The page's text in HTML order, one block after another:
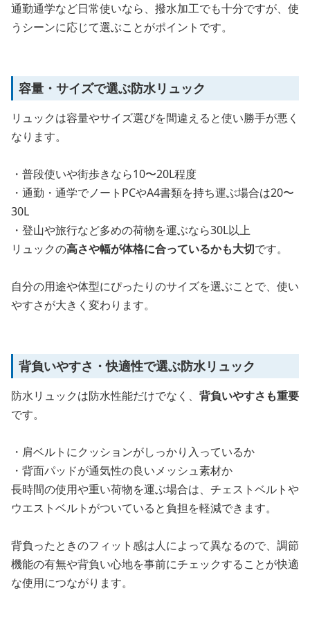
通勤通学など日常使いなら、撥水加工でも十分ですが、使
うシーンに応じて選ぶことがポイントです。
容量・サイズで選ぶ防水リュック
リュックは容量やサイズ選びを間違えると使い勝手が悪く
なります。
・普段使いや街歩きなら10〜20L程度
・通勤・通学でノートPCやA4書類を持ち運ぶ場合は20〜
30L
・登山や旅行など多めの荷物を運ぶなら30L以上
リュックの高さや幅が体格に合っているかも大切です。
自分の用途や体型にぴったりのサイズを選ぶことで、使い
やすさが大きく変わります。
背負いやすさ・快適性で選ぶ防水リュック
防水リュックは防水性能だけでなく、 背負いやすさも重要
です。
・肩ベルトにクッションがしっかり入っているか
・背面パッドが通気性の良いメッシュ素材か
長時間の使用や重い荷物を運ぶ場合は、チェストベルトや
ウエストベルトがついていると負担を軽減できます。
背負ったときのフィット感は人によって異なるので、調節
機能の有無や背負い心地を事前にチェックすることが快適
な使用につながります。